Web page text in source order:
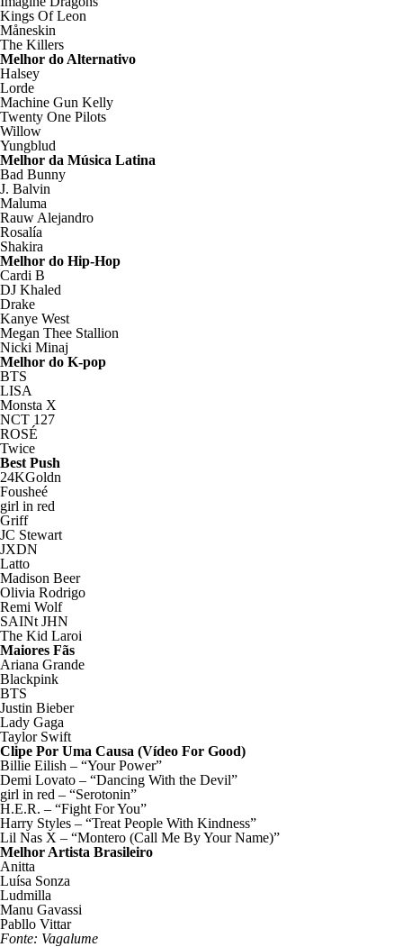
Kings Of Leon
Måneskin
The Killers
Melhor do Alternativo
Halsey
Lorde
Machine Gun Kelly
Twenty One Pilots
Willow
Yungblud
Melhor da Música Latina
Bad Bunny
J. Balvin
Maluma
Rauw Alejandro
Rosalía
Shakira
Melhor do Hip-Hop
Cardi B
DJ Khaled
Drake
Kanye West
Megan Thee Stallion
Nicki Minaj
Melhor do K-pop
BTS
LISA
Monsta X
NCT 127
ROSÉ
Twice
Best Push
24KGoldn
Fousheé
girl in red
Griff
JC Stewart
JXDN
Latto
Madison Beer
Olivia Rodrigo
Remi Wolf
SAINt JHN
The Kid Laroi
Maiores Fãs
Ariana Grande
Blackpink
BTS
Justin Bieber
Lady Gaga
Taylor Swift
Clipe Por Uma Causa (Vídeo For Good)
Billie Eilish – “Your Power”
Demi Lovato – “Dancing With the Devil”
girl in red – “Serotonin”
H.E.R. – “Fight For You”
Harry Styles – “Treat People With Kindness”
Lil Nas X – “Montero (Call Me By Your Name)”
Melhor Artista Brasileiro
Anitta
Luísa Sonza
Ludmilla
Manu Gavassi
Pabllo Vittar
Fonte: Vagalume